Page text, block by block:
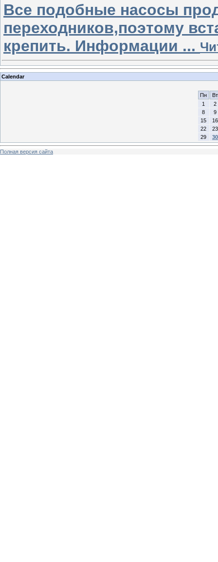
Все подобные насосы
переходников,поэтому
крепить. Информации ...
Calendar
Пн
Вт
1
2
8
9
15
16
22
23
29
30
Полная версия сайта